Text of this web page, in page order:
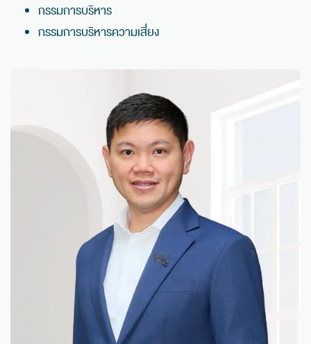
กรรมการบริหาร
กรรมการบริหารความเสี่ยง